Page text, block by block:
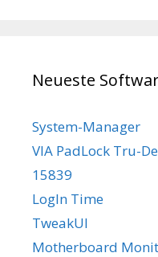
Neueste
System-Manager
VIA PadLock Tru-
15839
LogIn Time
TweakUI
Motherboard